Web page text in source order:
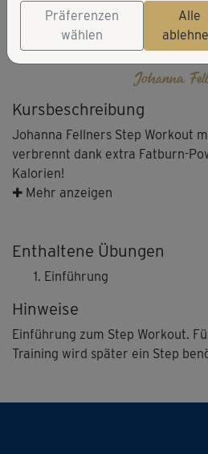
Kursbeschreibung
Johanna Fellners Step Workout
verbrennt dank extra Fatburn-
Kalorien!
✚ Mehr anzeigen
Enthaltene Übungen
Einführung
Hinweise
Einführung zum Step Workout.
Training wird später ein Step
Johanna
Präferenzen
wählen
Alle